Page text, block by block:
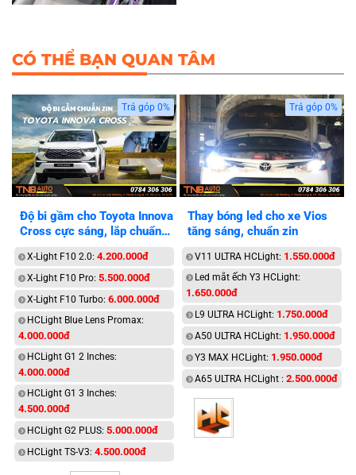
CÓ THỂ BẠN QUAN TÂM
Trả góp 0%
Độ bi gầm cho Toyota Innova
Cross cực sáng, lắp chuẩn
zin
X-Light F10 2.0: 4.200.000đ
X-Light F10 Pro: 5.500.000đ
X-Light F10 Turbo: 6.000.000đ
HCLight Blue Lens Promax:
4.000.000đ
HCLight G1 2 Inches:
4.000.000đ
HCLight G1 3 Inches:
4.500.000đ
HCLight G2 PLUS: 5.000.000đ
HCLight TS-V3: 4.500.000đ
Trả góp 0%
Thay bóng led cho xe Vios
tăng sáng, chuẩn zin
V11 ULTRA HCLight: 1.550.000đ
Led mắt ếch Y3 HCLight:
1.650.000đ
L9 ULTRA HCLight: 1.750.000đ
A50 ULTRA HCLight: 1.950.000đ
Y3 MAX HCLight: 1.950.000đ
A65 ULTRA HCLight : 2.500.000đ